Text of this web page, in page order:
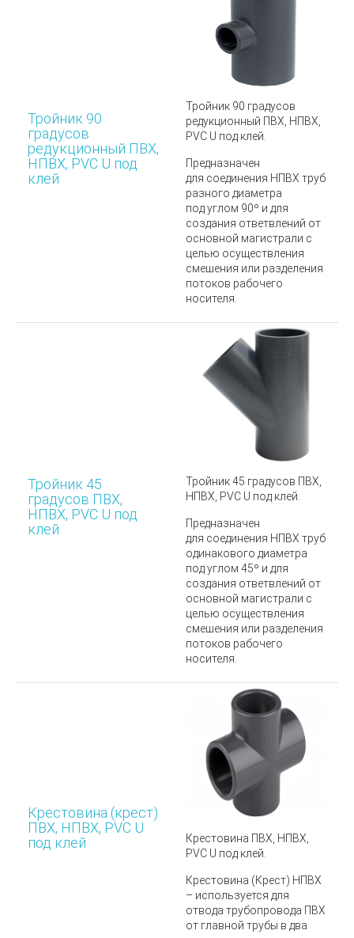
Тройник 90
градусов
редукционный ПВХ,
НПВХ, PVC U под
клей
Тройник 90 градусов
редукционный ПВХ, НПВХ,
PVC U под клей.
Предназначен
для соединения НПВХ труб
разного диаметра
под углом 90º и для
создания ответвлений от
основной магистрали с
целью осуществления
смешения или разделения
потоков рабочего
носителя.
Тройник 45
градусов ПВХ,
НПВХ, PVC U под
клей
Тройник 45 градусов ПВХ,
НПВХ, PVC U под клей.
Предназначен
для соединения НПВХ труб
одинакового диаметра
под углом 45º и для
создания ответвлений от
основной магистрали с
целью осуществления
смешения или разделения
потоков рабочего
носителя.
Крестовина (крест)
ПВХ, НПВХ, PVC U
под клей
Крестовина ПВХ, НПВХ,
PVC U под клей.
Крестовина (Крест) НПВХ
– используется для
отвода трубопровода ПВХ
от главной трубы в два